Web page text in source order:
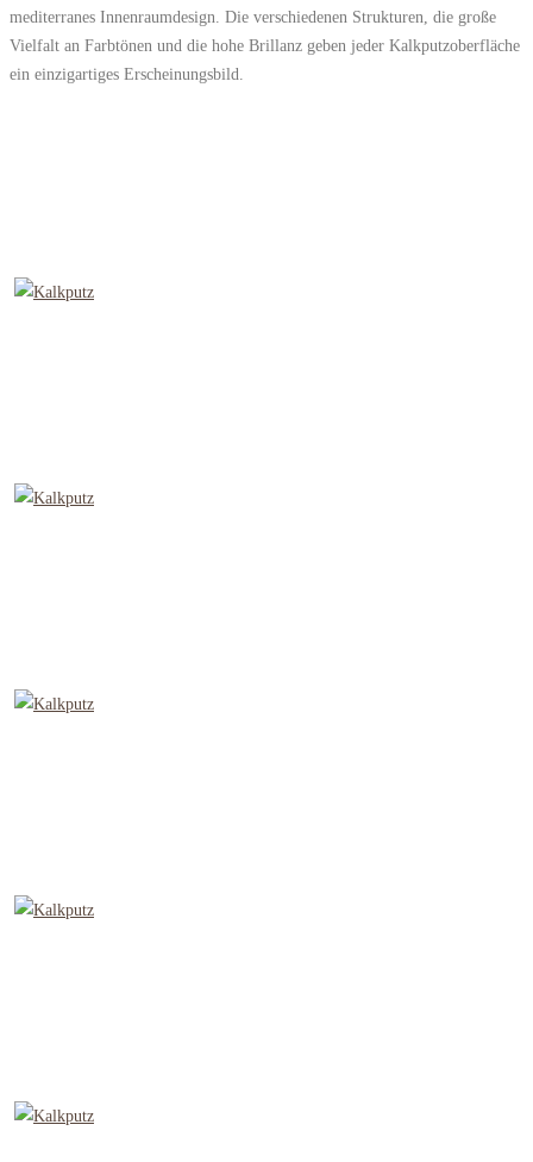
mediterranes Innenraumdesign. Die verschiedenen Strukturen, die große
Vielfalt an Farbtönen und die hohe Brillanz geben jeder Kalkputzoberfläche
ein einzigartiges Erscheinungsbild.